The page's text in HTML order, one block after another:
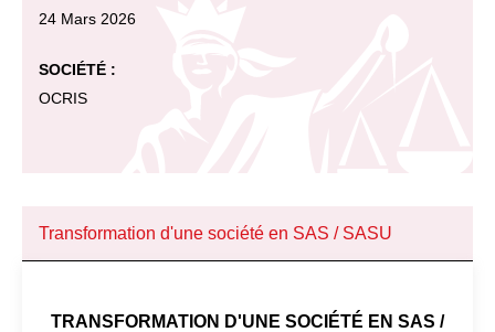
24 Mars 2026
SOCIÉTÉ :
OCRIS
Transformation d'une société en SAS / SASU
TRANSFORMATION D'UNE SOCIÉTÉ EN SAS /